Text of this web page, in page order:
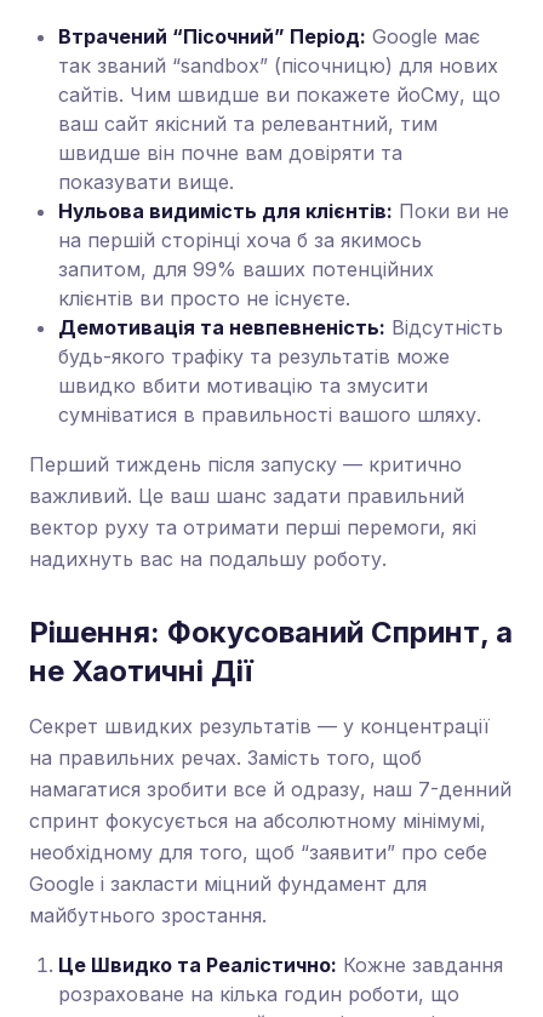
Втрачений “Пісочний” Період: Google має
так званий “sandbox” (пісочницю) для нових
сайтів. Чим швидше ви покажете йоCму, що
ваш сайт якісний та релевантний, тим
швидше він почне вам довіряти та
показувати вище.
Нульова видимість для клієнтів: Поки ви не
на першій сторінці хоча б за якимось
запитом, для 99% ваших потенційних
клієнтів ви просто не існуєте.
Демотивація та невпевненість: Відсутність
будь-якого трафіку та результатів може
швидко вбити мотивацію та змусити
сумніватися в правильності вашого шляху.
Перший тиждень після запуску — критично
важливий. Це ваш шанс задати правильний
вектор руху та отримати перші перемоги, які
надихнуть вас на подальшу роботу.
Рішення: Фокусований Спринт, а
не Хаотичні Дії
Секрет швидких результатів — у концентрації
на правильних речах. Замість того, щоб
намагатися зробити все й одразу, наш 7-денний
спринт фокусується на абсолютному мінімумі,
необхідному для того, щоб “заявити” про себе
Google і закласти міцний фундамент для
майбутнього зростання.
Це Швидко та Реалістично: Кожне завдання
розраховане на кілька годин роботи, що